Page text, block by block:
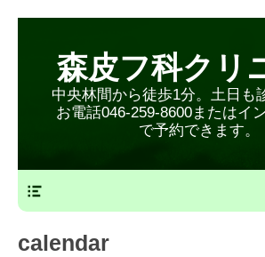
森皮フ科クリ
中央林間から徒歩1分。土日も
お電話046-259-8600またはイ
で予約できます。
calendar